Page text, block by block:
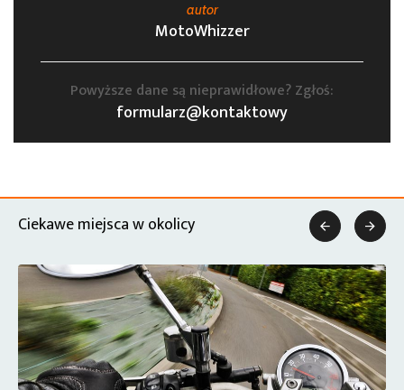
autor
MotoWhizzer
Powyższe dane są nieprawidłowe? Zgłoś:
formularz@kontaktowy
Ciekawe miejsca w okolicy  